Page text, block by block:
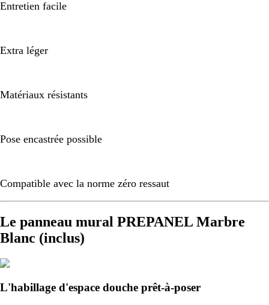
Entretien facile
Extra léger
Matériaux résistants
Pose encastrée possible
Compatible avec la norme zéro ressaut
Le panneau mural PREPANEL Marbre
Blanc (inclus)
L'habillage d'espace douche prêt-à-poser